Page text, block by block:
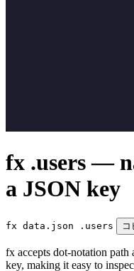
fx .users —
a JSON key
fx data.json .users コ
fx accepts dot-notation path
key, making it easy to